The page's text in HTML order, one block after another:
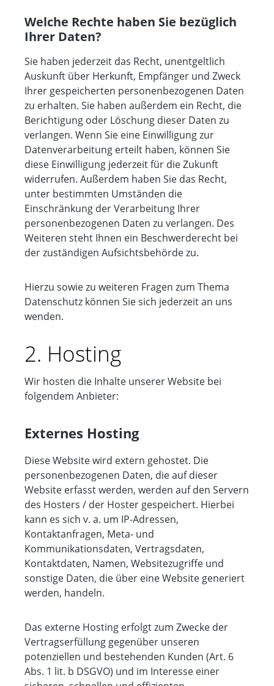
Welche Rechte haben Sie bezüglich
Ihrer Daten?
Sie haben jederzeit das Recht, unentgeltlich
Auskunft über Herkunft, Empfänger und Zweck
Ihrer gespeicherten personenbezogenen Daten
zu erhalten. Sie haben außerdem ein Recht, die
Berichtigung oder Löschung dieser Daten zu
verlangen. Wenn Sie eine Einwilligung zur
Datenverarbeitung erteilt haben, können Sie
diese Einwilligung jederzeit für die Zukunft
widerrufen. Außerdem haben Sie das Recht,
unter bestimmten Umständen die
Einschränkung der Verarbeitung Ihrer
personenbezogenen Daten zu verlangen. Des
Weiteren steht Ihnen ein Beschwerderecht bei
der zuständigen Aufsichtsbehörde zu.
Hierzu sowie zu weiteren Fragen zum Thema
Datenschutz können Sie sich jederzeit an uns
wenden.
2. Hosting
Wir hosten die Inhalte unserer Website bei
folgendem Anbieter:
Externes Hosting
Diese Website wird extern gehostet. Die
personenbezogenen Daten, die auf dieser
Website erfasst werden, werden auf den Servern
des Hosters / der Hoster gespeichert. Hierbei
kann es sich v. a. um IP-Adressen,
Kontaktanfragen, Meta- und
Kommunikationsdaten, Vertragsdaten,
Kontaktdaten, Namen, Websitezugriffe und
sonstige Daten, die über eine Website generiert
werden, handeln.
Das externe Hosting erfolgt zum Zwecke der
Vertragserfüllung gegenüber unseren
potenziellen und bestehenden Kunden (Art. 6
Abs. 1 lit. b DSGVO) und im Interesse einer